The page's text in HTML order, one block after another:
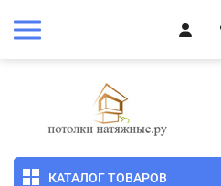
КАТАЛОГ ТОВАРОВ